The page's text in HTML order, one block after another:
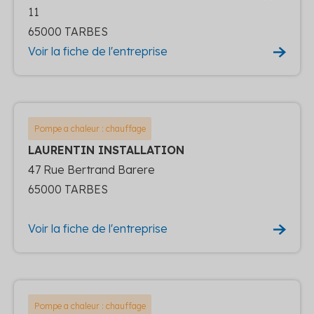
11
65000 TARBES
Voir la fiche de l'entreprise
Pompe a chaleur : chauffage
LAURENTIN INSTALLATION
47 Rue Bertrand Barere
65000 TARBES
Voir la fiche de l'entreprise
Pompe a chaleur : chauffage